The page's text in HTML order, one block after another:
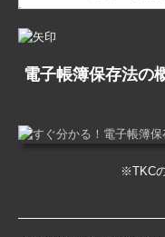
電子帳簿保存法の
※TKC